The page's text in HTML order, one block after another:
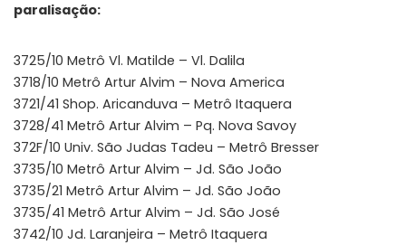
paralisação:
3725/10 Metrô Vl. Matilde – Vl. Dalila
3718/10 Metrô Artur Alvim – Nova America
3721/41 Shop. Aricanduva – Metrô Itaquera
3728/41 Metrô Artur Alvim – Pq. Nova Savoy
372F/10 Univ. São Judas Tadeu – Metrô Bresser
3735/10 Metrô Artur Alvim – Jd. São João
3735/21 Metrô Artur Alvim – Jd. São João
3735/41 Metrô Artur Alvim – Jd. São José
3742/10 Jd. Laranjeira – Metrô Itaquera